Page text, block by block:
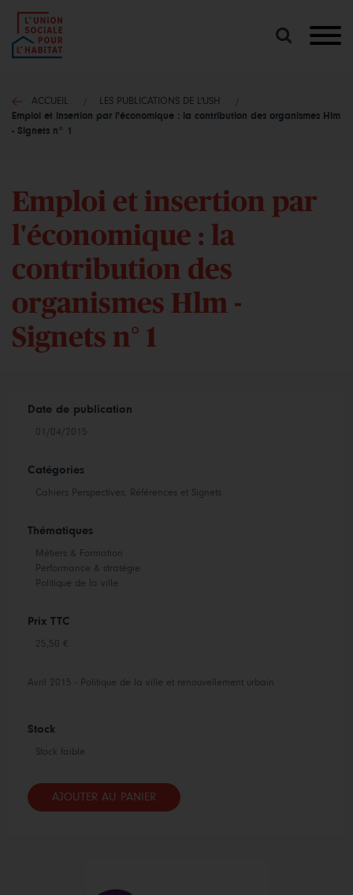
Lancer
ACCUEIL
LES PUBLICATIONS DE L'USH
Emploi et insertion par l'économique : la contribution des organismes Hlm
- Signets n° 1
Emploi et insertion par
l'économique : la
contribution des
organismes Hlm -
Signets n° 1
Date de publication
01/04/2015
Catégories
Cahiers Perspectives, Références et Signets
Thématiques
Métiers & Formation
Performance & stratégie
Politique de la ville
Prix TTC
25,50 €
Avril 2015 - Politique de la ville et renouvellement urbain
Stock
Stock faible